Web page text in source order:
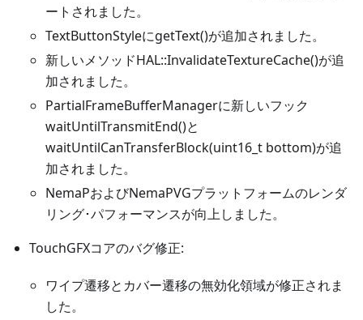
ートされました。
TextButtonStyleにgetText()が追加されました。
新しいメソッドHAL::InvalidateTextureCache()が追
加されました。
PartialFrameBufferManagerに新しいフック
waitUntilTransmitEnd()と
waitUntilCanTransferBlock(uint16_t bottom)が追
加されました。
NemaPおよびNemaPVGプラットフォームのレンダ
リング･パフォーマンスが向上しました。
TouchGFXコアのバグ修正:
ワイプ遷移とカバー遷移の無効化領域が修正されま
した。